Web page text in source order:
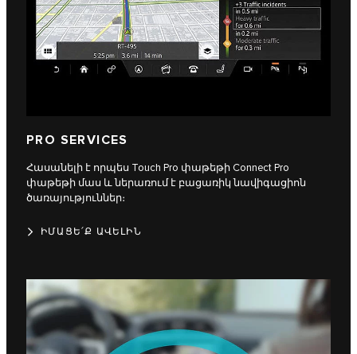
PRO SERVICES
Հասանելի է որպես Touch Pro փաթեթի Connect Pro
փաթեթի մաս և ներառում է բացառիկ նավիգացիոն
ծառայություններ։
ԻՄԱՑԵ՛Ք ԱՎԵԼԻՆ